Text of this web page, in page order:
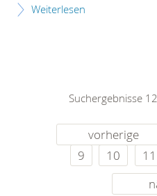
Weiterlesen
Suchergebnisse
vorherige
9
10 11